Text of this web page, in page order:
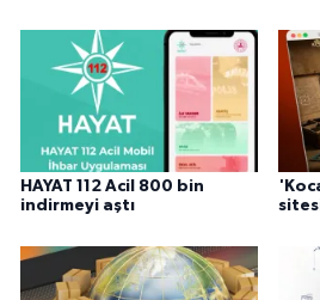
HAYAT 112 Acil 800 bin
indirmeyi aştı